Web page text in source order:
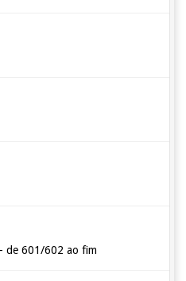
de 601/602 ao fim